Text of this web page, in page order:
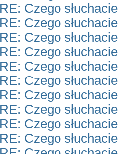
RE: Czego
RE: Czego
RE: Czego
RE: Czego
RE: Czego
RE: Czego
RE: Czego
RE: Czego
RE: Czego
RE: Czego